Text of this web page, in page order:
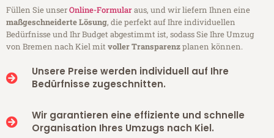
Füllen Sie unserOnline-Formularaus, und wir liefern Ihnen eine
maßgeschneiderte Lösung, die perfekt auf Ihre individuellen
Bedürfnisse und Ihr Budget abgestimmt ist, sodass Sie Ihre Umzug
von Bremen nach Kiel mitvoller Transparenzplanen können.
Unsere Preise werden individuell auf Ihre
Bedürfnisse zugeschnitten.
Wir garantieren eine effiziente und schnelle
Organisation Ihres Umzugs nach Kiel.